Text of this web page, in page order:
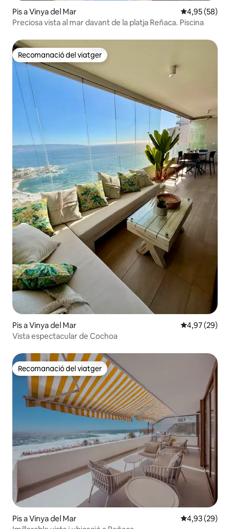
Pis a Vinya del Mar 4,95 de
4,95 (58)
Preciosa vista al mar davant de la platja Reñaca. Piscina
Recomanació del viatger
Recomanació del viatger
Pis a Vinya del Mar 4,97 de
4,97 (29)
Vista espectacular de Cochoa
Recomanació del viatger
Recomanació del viatger
Pis a Vinya del Mar 4,93 de
4,93 (29)